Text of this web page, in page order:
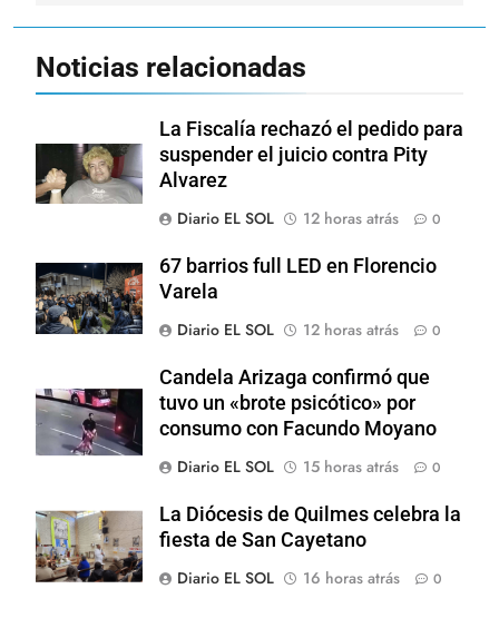
Noticias relacionadas
La Fiscalía rechazó el pedido para
suspender el juicio contra Pity
Alvarez
Diario EL SOL
12 horas atrás 0
67 barrios full LED en Florencio
Varela
Diario EL SOL
12 horas atrás 0
Candela Arizaga confirmó que
tuvo un «brote psicótico» por
consumo con Facundo Moyano
Diario EL SOL
15 horas atrás 0
La Diócesis de Quilmes celebra la
fiesta de San Cayetano
Diario EL SOL
16 horas atrás 0